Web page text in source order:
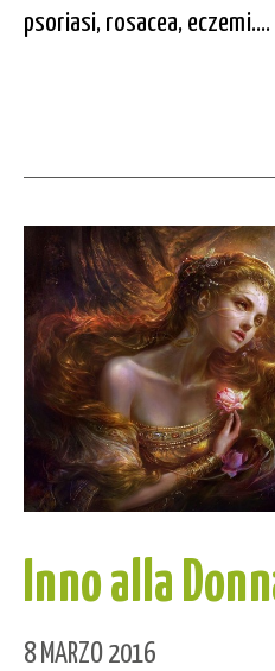
psoriasi, rosacea, eczemi....
Inno alla
8 MARZO 2016